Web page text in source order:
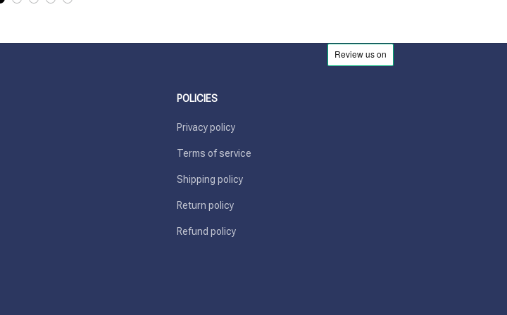
POLICIES
Privacy policy
Terms of service
Shipping policy
Return policy
Refund policy